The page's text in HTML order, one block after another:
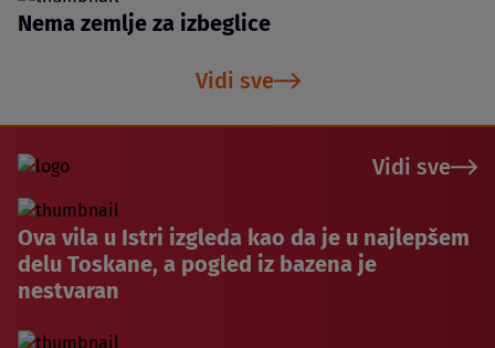
Nema zemlje za izbeglice
Vidi sve
Vidi sve
Ova vila u Istri izgleda kao da je u najlepšem
delu Toskane, a pogled iz bazena je
nestvaran